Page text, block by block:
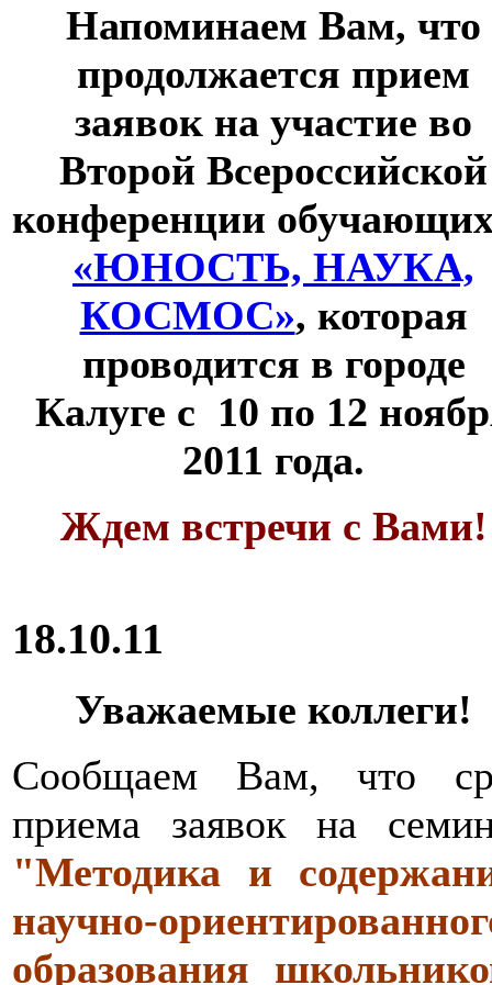
Напоминаем Вам, что
продолжается прием
заявок на участие во
Второй Всероссийской
конференции
«ЮНОСТЬ, НАУКА,
КОСМОС», которая
проводится в городе
Калуге с 10 по 12
2011 года.
Ждем встречи с Вами!
18.10.11
Уважаемые коллеги!
Сообщаем Вам, что
приема заявок на
"Методика и
научно-
образования